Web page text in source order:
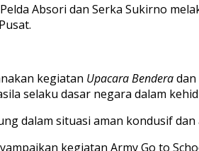
Absori dan Serka Sukirno
kegiatan Upacara Bendera
selaku dasar negara dalam
dalam situasi aman kondusif
kegiatan Army Go to